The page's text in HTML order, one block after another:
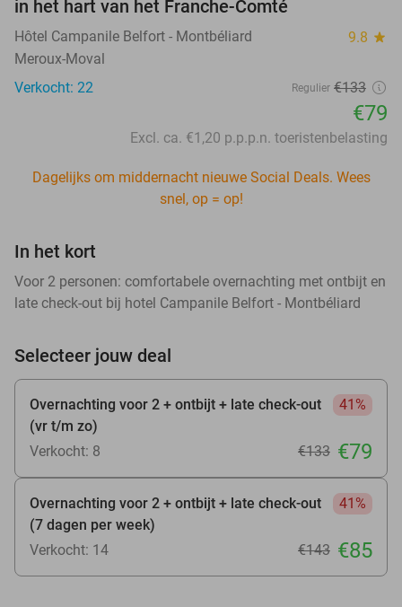
in het hart van het Franche-Comté
Hôtel Campanile Belfort - Montbéliard 9.8 star
Meroux-Moval
Verkocht: 22
Regulier €133
€79
Excl. ca. €1,20 p.p.p.n. toeristenbelasting
Dagelijks om middernacht nieuwe Social Deals. Wees
snel, op = op!
In het kort
Voor 2 personen: comfortabele overnachting met ontbijt en
late check-out bij hotel Campanile Belfort - Montbéliard
Selecteer jouw deal
Overnachting voor 2 + ontbijt + late check-out
(vr t/m zo)
41%
Verkocht: 8 €133 €79
Overnachting voor 2 + ontbijt + late check-out
(7 dagen per week)
41%
Verkocht: 14 €143 €85